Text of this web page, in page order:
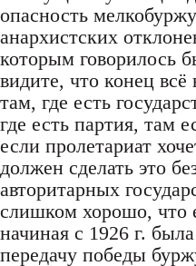
опасность
анархистских
которым говорилось
видите, что конец
там, где есть
где есть партия, там
если пролетариат
должен сделать это
авторитарных
слишком хорошо, что
начиная с 1926 г.
передачу победы